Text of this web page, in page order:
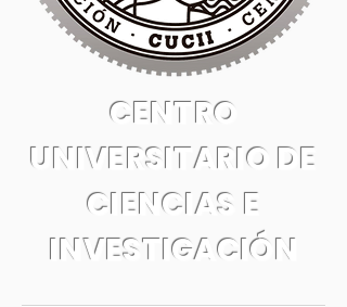
CENTRO
UNIVERSITARIO DE
CIENCIAS E
INVESTIGACIÓN